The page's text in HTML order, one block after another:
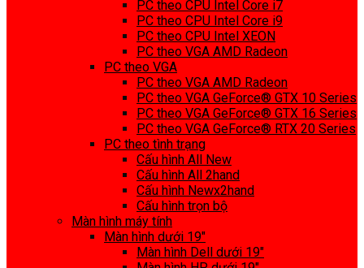
PC theo CPU Intel Core i7
PC theo CPU Intel Core i9
PC theo CPU Intel XEON
PC theo VGA AMD Radeon
PC theo VGA
PC theo VGA AMD Radeon
PC theo VGA GeForce® GTX 10 Series
PC theo VGA GeForce® GTX 16 Series
PC theo VGA GeForce® RTX 20 Series
PC theo tình trạng
Cấu hình All New
Cấu hình All 2hand
Cấu hình Newx2hand
Cấu hình trọn bộ
Màn hình máy tính
Màn hình dưới 19″
Màn hình Dell dưới 19″